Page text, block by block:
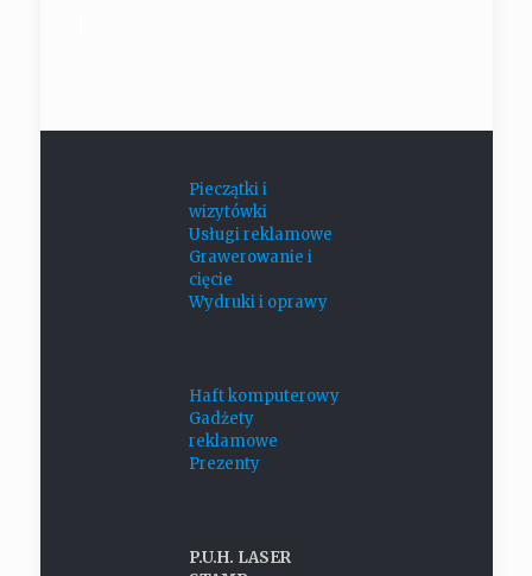
Pieczątki i
wizytówki
Usługi reklamowe
Grawerowanie i
cięcie
Wydruki i oprawy
Haft komputerowy
Gadżety
reklamowe
Prezenty
P.U.H. LASER